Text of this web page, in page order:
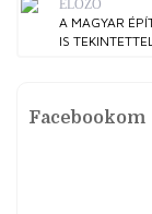
ELŐZŐ
A MAGYAR
IS
Facebookom